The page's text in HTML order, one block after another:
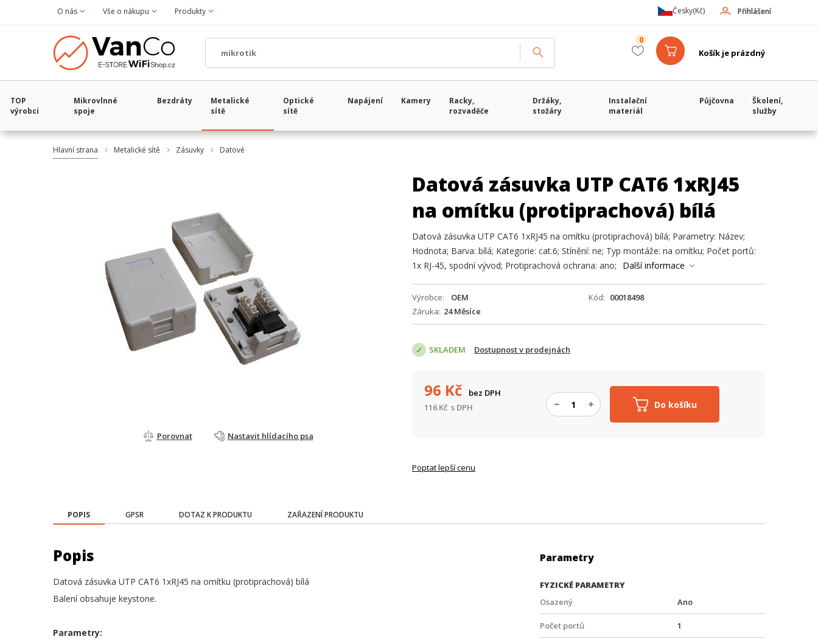
O nás Vše o nákupu Produkty Přihlášení
Česky(Kč)
Košík je prázdný
0
TOP
výrobci
Mikrovlnné
spoje
Bezdráty
Metalické
sítě
Optické
sítě
Napájení Kamery
Racky,
rozvaděče
Držáky,
stožáry
Instalační
materiál
Půjčovna
Školení,
služby
Hlavní strana Metalické sítě Zásuvky Datové
Porovnat Nastavit hlídacího psa
Datová zásuvka UTP CAT6 1xRJ45
na omítku (protiprachová) bílá
Datová zásuvka UTP CAT6 1xRJ45 na omítku (protiprachová) bílá; Parametry: Název;
Hodnota; Barva: bílá; Kategorie: cat.6; Stínění: ne; Typ montáže: na omítku; Počet portů:
1x RJ-45, spodní vývod; Protiprachová ochrana: ano;
Další informace
Výrobce OEM Kód
00018498
Záruka 24 Měsíce
SKLADEM Dostupnost v prodejnách
Do košíku
96 Kč
bez DPH
116Kč s DPH
Poptat lepší cenu
POPIS GPSR DOTAZ K PRODUKTU ZAŘAZENÍ PRODUKTU
Popis
Datová zásuvka UTP CAT6 1xRJ45 na omítku (protiprachová) bílá
Balení obsahuje keystone.
Parametry:
Parametry
FYZICKÉ PARAMETRY
Osazený
Ano
Počet portů 1